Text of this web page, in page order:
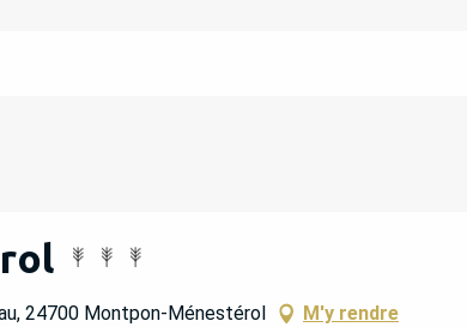
24700 Montpon-Ménestérol M'y rendre